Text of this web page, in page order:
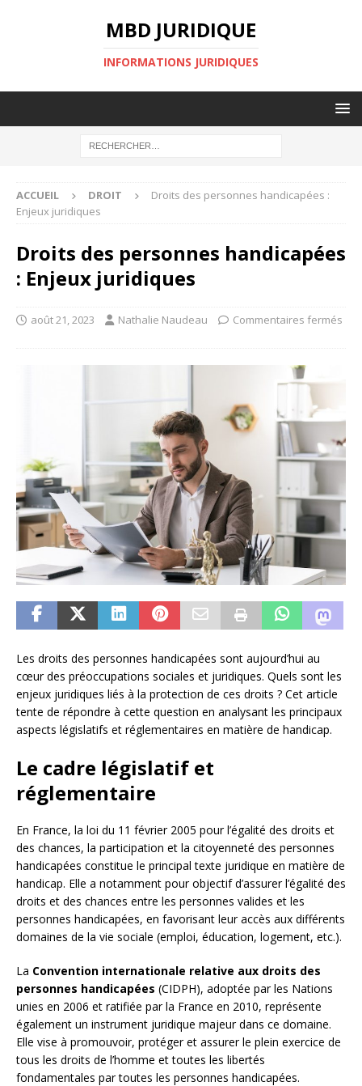
MBD JURIDIQUE
INFORMATIONS JURIDIQUES
ACCUEIL DROIT
Droits des personnes handicapées :
Enjeux juridiques
Droits des personnes handicapées
: Enjeux juridiques
août 21, 2023 Nathalie Naudeau Commentaires fermés
Les droits des personnes handicapées sont aujourd’hui au
cœur des préoccupations sociales et juridiques. Quels sont les
enjeux juridiques liés à la protection de ces droits ? Cet article
tente de répondre à cette question en analysant les principaux
aspects législatifs et réglementaires en matière de handicap.
Le cadre législatif et
réglementaire
En France, la loi du 11 février 2005 pour l’égalité des droits et
des chances, la participation et la citoyenneté des personnes
handicapées constitue le principal texte juridique en matière de
handicap. Elle a notamment pour objectif d’assurer l’égalité des
droits et des chances entre les personnes valides et les
personnes handicapées, en favorisant leur accès aux différents
domaines de la vie sociale (emploi, éducation, logement, etc.).
La Convention internationale relative aux droits des
personnes handicapées (CIDPH), adoptée par les Nations
unies en 2006 et ratifiée par la France en 2010, représente
également un instrument juridique majeur dans ce domaine.
Elle vise à promouvoir, protéger et assurer le plein exercice de
tous les droits de l’homme et toutes les libertés
fondamentales par toutes les personnes handicapées.